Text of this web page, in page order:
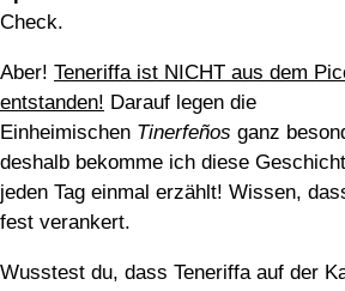
Check.
Aber! Teneriffa ist NICHT aus dem
entstanden! Darauf legen die
Einheimischen Tinerfeños ganz
deshalb bekomme ich diese
jeden Tag einmal erzählt! Wissen,
fest verankert.
Wusstest du, dass Teneriffa auf der